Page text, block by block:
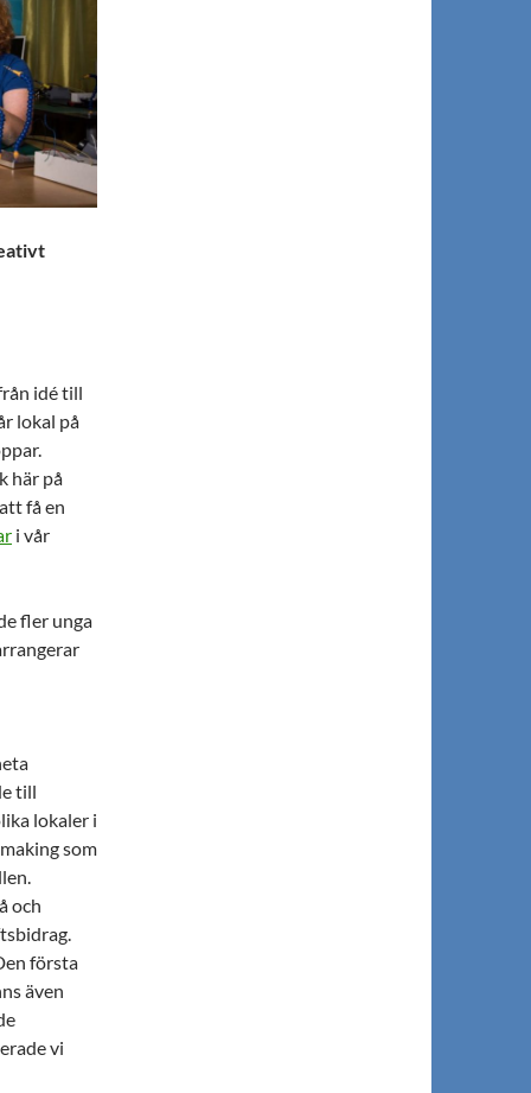
idé till
lokal på
här på
få en
i vår
fler unga
till
lokaler i
som
och
första
även
vi